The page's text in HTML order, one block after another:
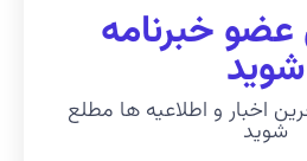
خبرنامه
اخبار و اطلاعیه ها مطلع
شوید